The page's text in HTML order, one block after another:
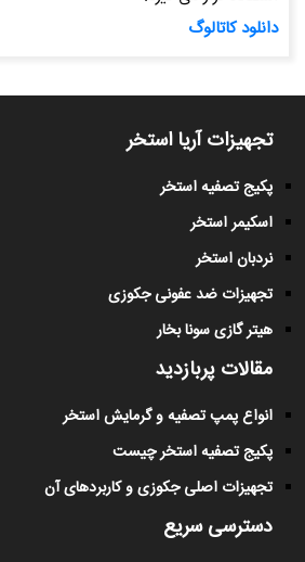
دانلود کاتالوگ
تجهیزات آریا استخر
پکیج تصفیه استخر
اسکیمر استخر
نردبان استخر
تجهیزات ضد عفونی جکوزی
هیتر گازی سونا بخار
مقالات پربازدید
انواع پمپ تصفیه و گرمایش استخر
پکیج تصفیه استخر چیست
تجهیزات اصلی جکوزی و کاربردهای آن
دسترسی سریع